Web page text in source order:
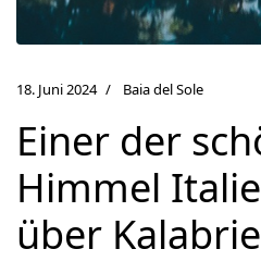
18. Juni 2024 Baia del Sole
Einer der
Himmel
über